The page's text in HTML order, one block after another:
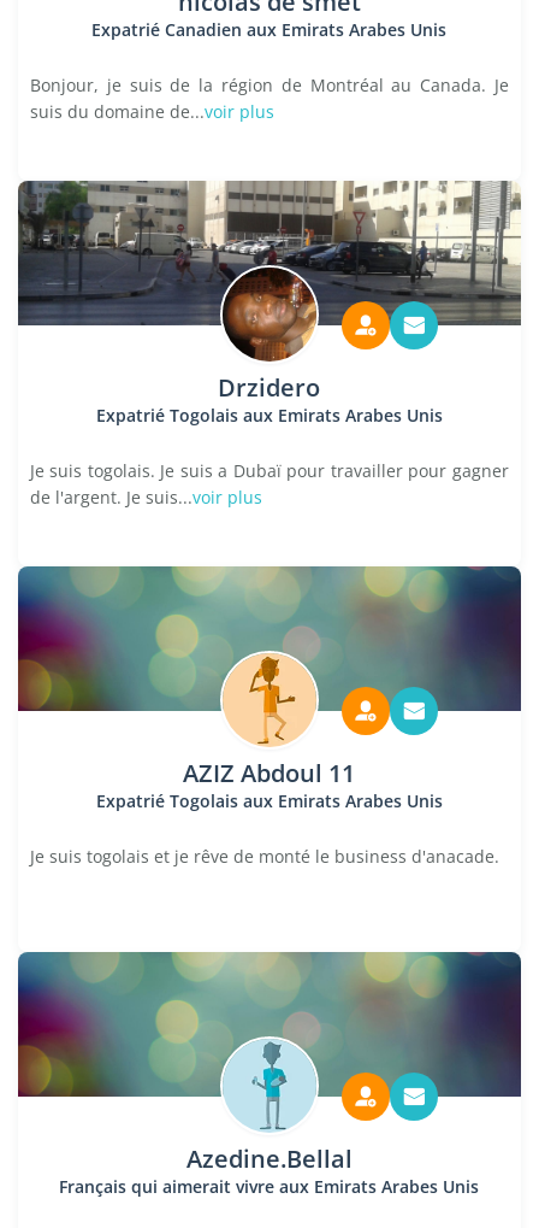
Expatrié Canadien aux Emirats Arabes Unis
Bonjour, je suis de la région de Montréal au Canada. Je
suis du domaine de...voir plus
Drzidero
Expatrié Togolais aux Emirats Arabes Unis
Je suis togolais. Je suis a Dubaï pour travailler pour gagner
de l'argent. Je suis...voir plus
AZIZ Abdoul 11
Expatrié Togolais aux Emirats Arabes Unis
Je suis togolais et je rêve de monté le business d'anacade.
Azedine.Bellal
Français qui aimerait vivre aux Emirats Arabes Unis